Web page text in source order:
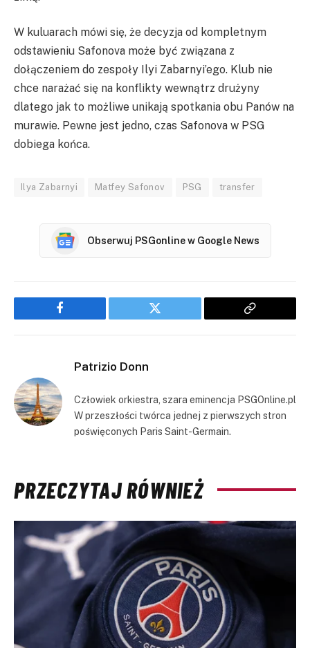
W kuluarach mówi się, że decyzja od kompletnym
odstawieniu Safonova może być związana z
dołączeniem do zespoły Ilyi Zabarnyi’ego. Klub nie
chce narażać się na konflikty wewnątrz drużyny
dlatego jak to możliwe unikają spotkania obu Panów na
murawie. Pewne jest jedno, czas Safonova w PSG
dobiega końca.
Ilya Zabarnyi Matfey Safonov PSG transfer
Obserwuj PSGonline w Google News
Facebook Twitter
Copy
Patrizio Donn
Człowiek orkiestra, szara eminencja PSGOnline.pl
W przeszłości twórca jednej z pierwszych stron
poświęconych Paris Saint-Germain.
PRZECZYTAJ RÓWNIEŻ